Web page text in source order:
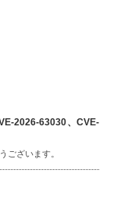
2026-63030、CVE-
ございます。